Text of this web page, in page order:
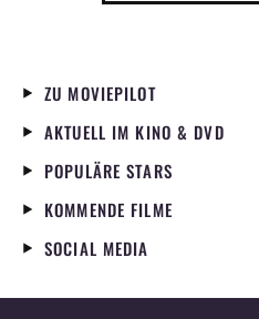
ZU MOVIEPILOT
AKTUELL IM KINO & DVD
POPULÄRE STARS
KOMMENDE FILME
SOCIAL MEDIA